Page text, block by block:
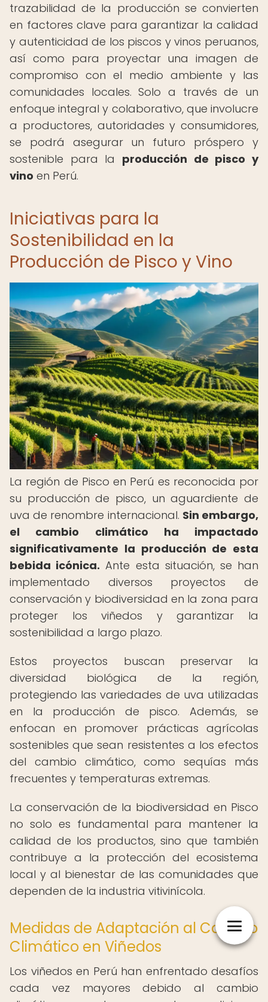
trazabilidad de la producción se convierten
en factores clave para garantizar la calidad
y autenticidad de los piscos y vinos peruanos,
así como para proyectar una imagen de
compromiso con el medio ambiente y las
comunidades locales. Solo a través de un
enfoque integral y colaborativo, que involucre
a productores, autoridades y consumidores,
se podrá asegurar un futuro próspero y
sostenible para la producción de pisco y
vino en Perú.
Iniciativas para la
Sostenibilidad en la
Producción de Pisco y Vino
La región de Pisco en Perú es reconocida por
su producción de pisco, un aguardiente de
uva de renombre internacional. Sin embargo,
el cambio climático ha impactado
significativamente la producción de esta
bebida icónica. Ante esta situación, se han
implementado diversos proyectos de
conservación y biodiversidad en la zona para
proteger los viñedos y garantizar la
sostenibilidad a largo plazo.
Estos proyectos buscan preservar la
diversidad biológica de la región,
protegiendo las variedades de uva utilizadas
en la producción de pisco. Además, se
enfocan en promover prácticas agrícolas
sostenibles que sean resistentes a los efectos
del cambio climático, como sequías más
frecuentes y temperaturas extremas.
La conservación de la biodiversidad en Pisco
no solo es fundamental para mantener la
calidad de los productos, sino que también
contribuye a la protección del ecosistema
local y al bienestar de las comunidades que
dependen de la industria vitivinícola.
Medidas de Adaptación al Cambio
Climático en Viñedos
Los viñedos en Perú han enfrentado desafíos
cada vez mayores debido al cambio